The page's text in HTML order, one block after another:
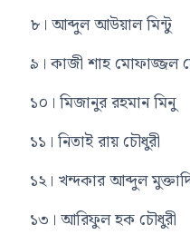
৮। আব্দুল আউয়াল মিন্টু
৯। কাজী শাহ মোফাজ্জল
১০। মিজানুর রহমান মিনু
১১। নিতাই রায় চৌধুরী
১২। খন্দকার আব্দুল
১৩। আরিফুল হক চৌধুরী